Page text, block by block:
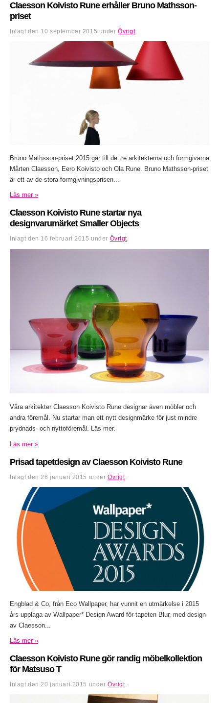
Claesson Koivisto Rune erhåller Bruno Mathsson-
priset
Inlagt den 10 september 2015 underÖvrigt.
Bruno Mathsson-priset 2015 går till de tre arkitekterna och formgivarna
Mårten Claesson, Eero Koivisto och Ola Rune. Bruno Mathsson-priset
är ett av de stora formgivningsprisen...
Läs mer »
Claesson Koivisto Rune startar nya
designvarumärket Smaller Objects
Inlagt den 16 februari 2015 under Övrigt.
Våra arkitekter Claesson Koivisto Rune designar även möbler och
andra föremål. Nu startar man ett nytt designmärke för just mindre
prydnads- och nyttoföremål. Läs mer.
Läs mer »
Prisad tapetdesign av Claesson Koivisto Rune
Inlagt den 26 januari 2015 underÖvrigt.
Engblad & Co, från Eco Wallpaper, har vunnit en utmärkelse i 2015
års upplaga av Wallpaper* Design Award för tapeten Blur, med design
av Claesson...
Läs mer »
Claesson Koivisto Rune gör randig möbelkollektion
för Matsuso T
Inlagt den 20 januari 2015 underÖvrigt.